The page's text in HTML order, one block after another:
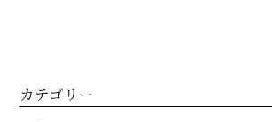
カテゴリー